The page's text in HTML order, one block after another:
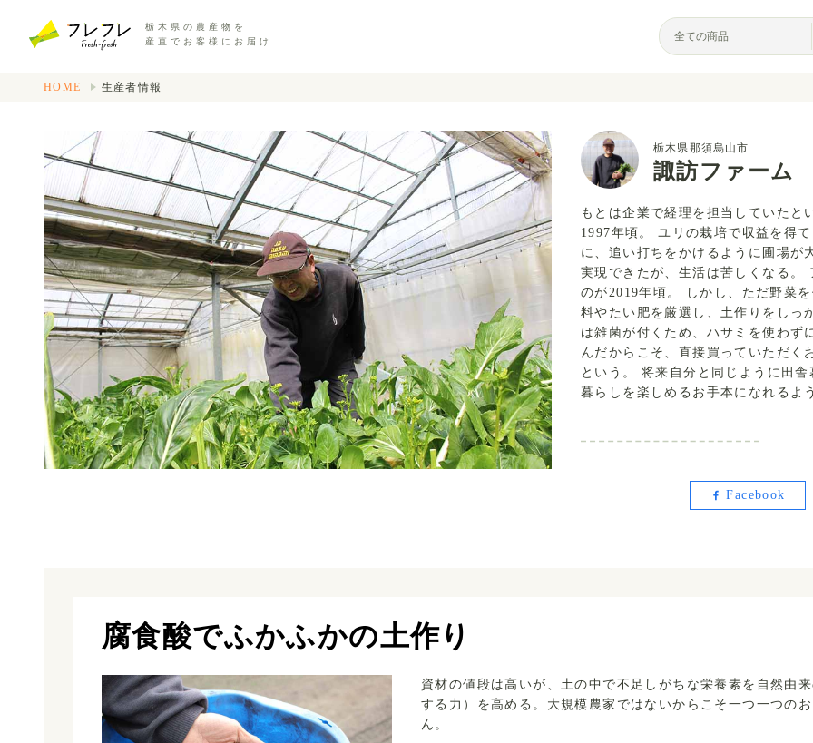
栃木県の農産物を
産直でお客様にお届け
HOME 生産者情報
栃木県那須烏山市
諏訪ファーム
もとは企業で経理を担当していたと
1997年頃。 ユリの栽培で収益を得
に、追い打ちをかけるように圃場が
実現できたが、生活は苦しくなる。
のが2019年頃。 しかし、ただ野菜
料やたい肥を厳選し、土作りをしっ
は雑菌が付くため、ハサミを使わず
んだからこそ、直接買っていただく
という。 将来自分と同じように田
暮らしを楽しめるお手本になれるよ
Facebook
腐食酸でふかふかの土作り
資材の値段は高いが、土の中で不足しがちな栄養素を自然由
する力）を高める。大規模農家ではないからこそ一つ一つの
ん。